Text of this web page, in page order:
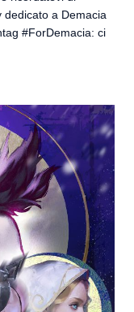
a Demacia
#ForDemacia: ci